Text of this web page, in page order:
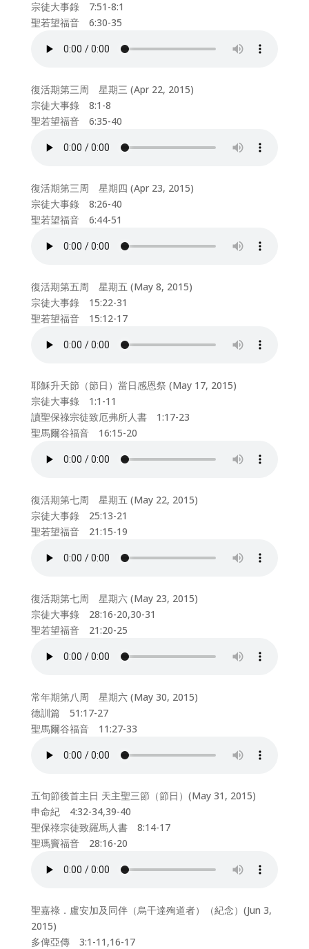
宗徒大事錄 7:51-8:1
聖若望福音 6:30-35
復活期第三周 星期三 (Apr 22, 2015)
宗徒大事錄 8:1-8
聖若望福音 6:35-40
復活期第三周 星期四 (Apr 23, 2015)
宗徒大事錄 8:26-40
聖若望福音 6:44-51
復活期第五周 星期五 (May 8, 2015)
宗徒大事錄 15:22-31
聖若望福音 15:12-17
耶穌升天節（節日）當日感恩祭 (May 17, 2015)
宗徒大事錄 1:1-11
讀聖保祿宗徒致厄弗所人書 1:17-23
聖馬爾谷福音 16:15-20
復活期第七周 星期五 (May 22, 2015)
宗徒大事錄 25:13-21
聖若望福音 21:15-19
復活期第七周 星期六 (May 23, 2015)
宗徒大事錄 28:16-20,30-31
聖若望福音 21:20-25
常年期第八周 星期六 (May 30, 2015)
德訓篇 51:17-27
聖馬爾谷福音 11:27-33
五旬節後首主日 天主聖三節（節日）(May 31, 2015)
申命紀 4:32-34,39-40
聖保祿宗徒致羅馬人書 8:14-17
聖瑪竇福音 28:16-20
聖嘉祿．盧安加及同伴（烏干達殉道者）（紀念）(Jun 3,
2015)
多俾亞傳 3:1-11,16-17